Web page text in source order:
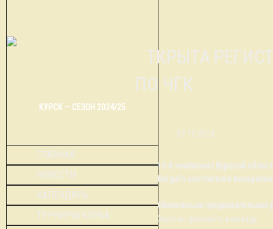
КУРСК — СЕЗОН 2024/25
ГЛАВНАЯ
НОВОСТИ
КАЛЕНДАРЬ
ТУРНИРЫ КЛУБА
ПО ЧГК
07.11.2018
10-й чемпионат Курской
Когда?» состоится в
Обязательна
Зарегистрировать команду